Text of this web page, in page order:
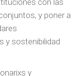
y poner a
y sostenibilidad
y